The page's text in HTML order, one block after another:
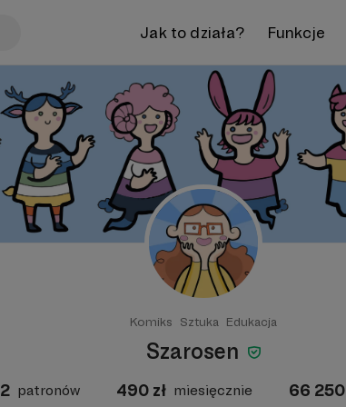
Jak to działa? Funkcje
Komiks Sztuka Edukacja
Szarosen
patronów 490 zł miesięcznie 66 250